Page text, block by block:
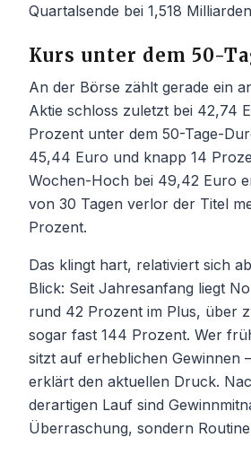
Quartalsende bei 1,518
Kurs unter dem 50-
An der Börse zählt gerade ein
Aktie schloss zuletzt bei 42,74
Prozent unter dem 50-Tage-
45,44 Euro und knapp 14
Wochen-Hoch bei 49,42 Euro
von 30 Tagen verlor der Titel
Prozent.
Das klingt hart, relativiert sich
Blick: Seit Jahresanfang liegt
rund 42 Prozent im Plus, über
sogar fast 144 Prozent. Wer
sitzt auf erheblichen Gewinnen
erklärt den aktuellen Druck.
derartigen Lauf sind
Überraschung, sondern